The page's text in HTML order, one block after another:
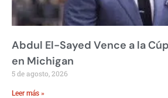
Abdul El-Sayed Vence a la
en Michigan
5 de agosto, 2026
Leer más »